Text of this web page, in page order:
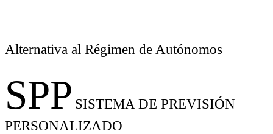
Alternativa al Régimen de Autónomos
SPP SISTEMA DE PREVISIÓN
PERSONALIZADO